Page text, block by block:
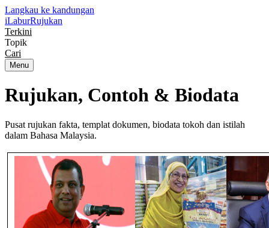
Langkau ke kandungan
iLaburRujukan
Terkini
Topik
Cari
Menu
Rujukan, Contoh & Biodata
Pusat rujukan fakta, templat dokumen, biodata tokoh dan istilah
dalam Bahasa Malaysia.